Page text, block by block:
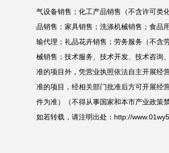
气设备销售；化工产品销售（不含许可类
品销售；家具销售；洗涤机械销售；食品
输代理；礼品花卉销售；劳务服务（不含
械销售；技术服务、技术开发、技术咨询
准的项目外，凭营业执照依法自主开展经
准的项目，经相关部门批准后方可开展经
件为准）（不得从事国家和本市产业政策
如若转载，请注明出处：http://